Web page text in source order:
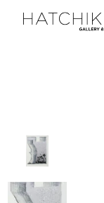
propos
notre